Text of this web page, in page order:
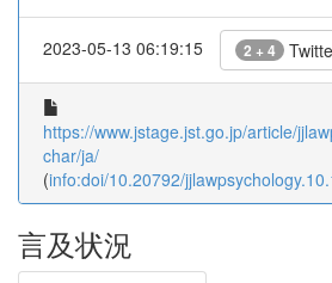
2023-05-13 06:19:15 2 + 4
https://www.jstage.jst.go.jp/article/
char/ja/
(info:doi/10.20792/
言及状況